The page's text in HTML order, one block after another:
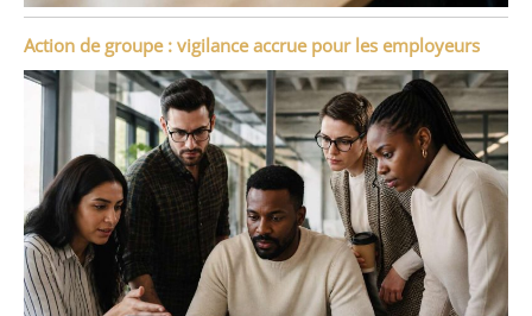
Action de groupe : vigilance accrue pour les employeurs